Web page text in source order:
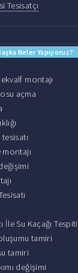
Tesisatçı
Neler Yapıyoruz?
montajı
açma
montajı
İle Su Kaçağı Tespiti
tamiri
tamiri
değişimi